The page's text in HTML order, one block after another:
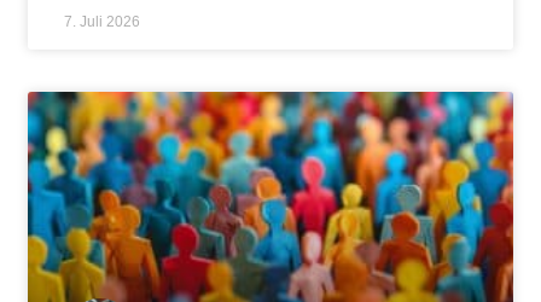
7. Juli 2026